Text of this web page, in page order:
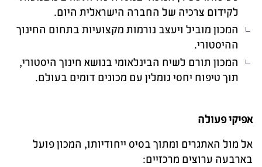
לקידום צרכיה של החברה הישראלית היום.
המכון מוביל ויעצב נורמות מקצועיות בתחום החינוך
ההיסטורי.
המכון תורם לשיח הבינלאומי בנושא חינוך היסטורי,
תוך טיפוח יחסי גומלין עם מכונים דומים בעולם.
אפיקי פעולה
אל מול האתגרים ומתוך בסיס ייחודיותו, המכון פועל
בארבעה ערוצים מרכזיים: